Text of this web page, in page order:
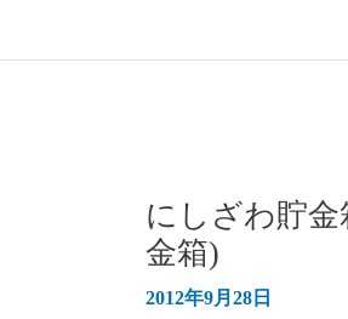
にしざわ貯
金箱)
2012年9月28日